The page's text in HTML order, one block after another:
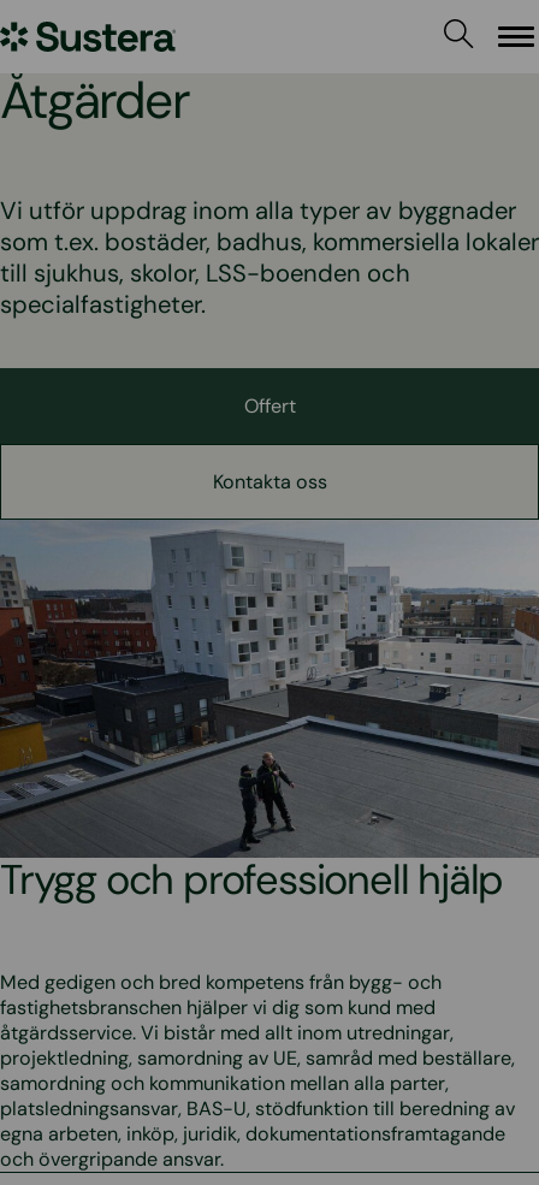
till
Sustera
Sweden
Åtgärder
Vi utför uppdrag inom alla typer av byggnader
som t.ex. bostäder, badhus, kommersiella lokaler
till sjukhus, skolor, LSS-boenden och
specialfastigheter.
Offert
Kontakta oss
Trygg och professionell hjälp
Med gedigen och bred kompetens från bygg- och
fastighetsbranschen hjälper vi dig som kund med
åtgärdsservice. Vi bistår med allt inom utredningar,
projektledning, samordning av UE, samråd med beställare,
samordning och kommunikation mellan alla parter,
platsledningsansvar, BAS-U, stödfunktion till beredning av
egna arbeten, inköp, juridik, dokumentationsframtagande
och övergripande ansvar.